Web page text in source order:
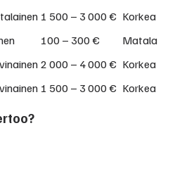
1 500 – 3 000 € Korkea
100 – 300 €
Matala
2 000 – 4 000 € Korkea
1 500 – 3 000 € Korkea